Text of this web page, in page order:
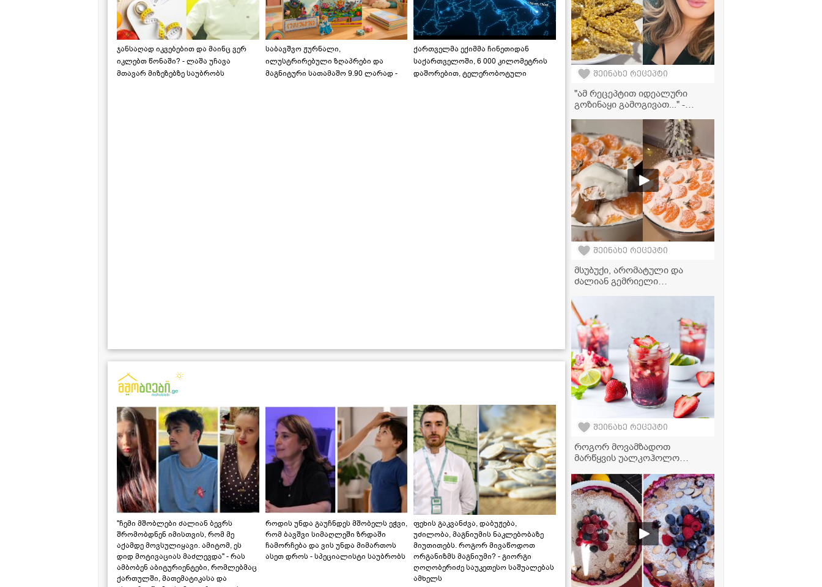
ჯანსაღად იკვებებით და მაინც ვერ
იკლებთ წონაში? - ლაშა უჩავა
მთავარ მიზეზებზე საუბრობს
საბავშვო ჟურნალი,
ილუსტრირებული ზღაპრები და
მაგნიტური სათამაშო 9.90 ლარად -
ქართველმა ექიმმა ჩინეთიდან
საქართველოში, 6 000 კილომეტრის
დაშორებით, ტელერობოტული
"ჩემი მშობლები ძალიან ბევრს
შრომობდნენ იმისთვის, რომ მე
აქამდე მოვსულიყავი. ამიტომ, ეს
დიდ მოტივაციას მაძლევდა" - რას
ამბობენ აბიტურიენტები, რომლებმაც
ქართულში, მათემატიკასა და
როდის უნდა გაუჩნდეს მშობელს ეჭვი,
რომ ბავშვი სიმაღლეში ზრდაში
ჩამორჩება და ვის უნდა მიმართოს
ასეთ დროს - სპეციალისტი საუბრობს
ფეხის გაკვანძვა, დაბუჟება,
უძილობა, მაგნიუმის ნაკლებობაზე
მიუთითებს. როგორ მივაწოდოთ
ორგანიზმს მაგნიუმი? - გიორგი
ღოღობერიძე საუკეთესო საშუალებას
ამხელს
შეინახე რეცეპტი
"ამ რეცეპტით იდეალური
გოზინაყი გამოგივათ..." -
შეინახე რეცეპტი
მსუბუქი, არომატული და
ძალიან გემრიელი
მანდარინის ტირამისუს
რეცეპტი
შეინახე რეცეპტი
როგორ მოვამზადოთ
მარწყვის უალკოჰოლო